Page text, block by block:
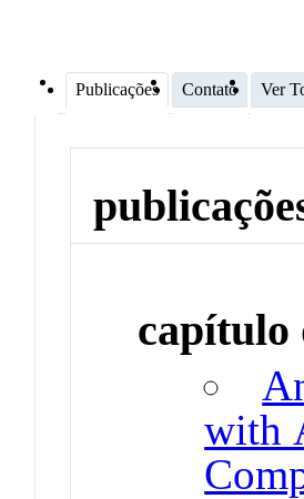
Publicações Contato Ver
capítulo
with